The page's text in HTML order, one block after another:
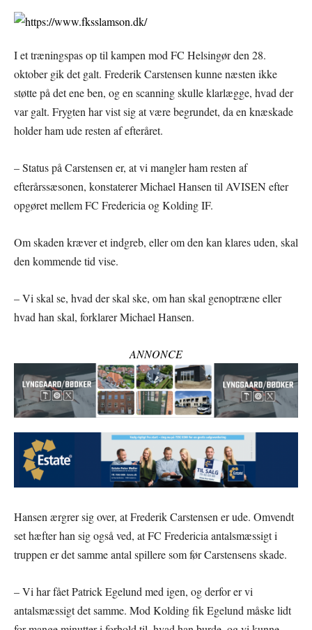
I et træningspas op til kampen mod FC Helsingør den 28.
oktober gik det galt. Frederik Carstensen kunne næsten ikke
støtte på det ene ben, og en scanning skulle klarlægge, hvad der
var galt. Frygten har vist sig at være begrundet, da en knæskade
holder ham ude resten af efteråret.
– Status på Carstensen er, at vi mangler ham resten af
efterårssæsonen, konstaterer Michael Hansen til AVISEN efter
opgøret mellem FC Fredericia og Kolding IF.
Om skaden kræver et indgreb, eller om den kan klares uden, skal
den kommende tid vise.
– Vi skal se, hvad der skal ske, om han skal genoptræne eller
hvad han skal, forklarer Michael Hansen.
ANNONCE
Hansen ærgrer sig over, at Frederik Carstensen er ude. Omvendt
set hæfter han sig også ved, at FC Fredericia antalsmæssigt i
truppen er det samme antal spillere som før Carstensens skade.
– Vi har fået Patrick Egelund med igen, og derfor er vi
antalsmæssigt det samme. Mod Kolding fik Egelund måske lidt